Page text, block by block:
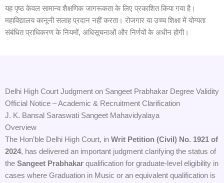
यह पृष्ठ केवल सामान्य शैक्षणिक जागरूकता के लिए प्रकाशित किया गया है।
महाविद्यालय कानूनी सलाह प्रदान नहीं करता। रोजगार या उच्च शिक्षा में योग्यता
संबंधित प्राधिकरण के नियमों, अधिसूचनाओं और निर्णयों के अधीन होगी।
Delhi High Court Judgment on Sangeet Prabhakar Degree Validity
Official Notice – Academic & Recruitment Clarification
J. K. Bansal Saraswati Sangeet Mahavidyalaya
Overview
The Hon’ble Delhi High Court, in Writ Petition (Civil) No. 1921 of
2024, has delivered an important judgment clarifying the status of
the Sangeet Prabhakar qualification for graduate-level eligibility in
cases where Graduation in Music or an equivalent qualification is